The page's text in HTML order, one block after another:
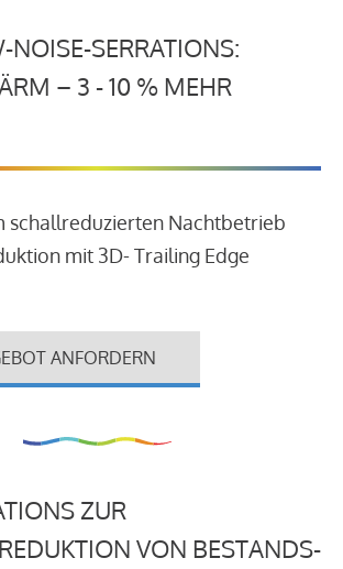
SERRATIONS:
– 3 - 10 % MEHR
schallreduzierten Nachtbetrieb
mit 3D- Trailing Edge
ANFORDERN
ZUR
VON BESTANDS-